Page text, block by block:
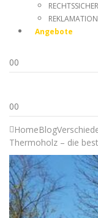
Angebote
00
00
HomeBlog
Thermoholz – die